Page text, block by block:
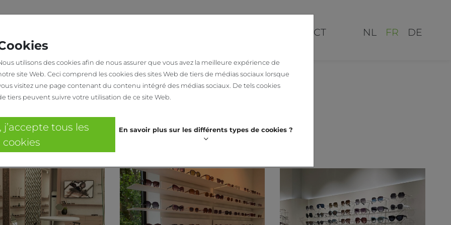
CONTACT NL FR DE
et réalisation :
More
Conception et réalisation:
Jacobs Interieur
utilisons des cookies afin de nous assurer que vous avez la meilleure expérience de
site Web. Ceci comprend les cookies des sites Web de tiers de médias sociaux lorsque
visitez une page contenant du contenu intégré des médias sociaux. De tels cookies
tiers peuvent suivre votre utilisation de ce site Web.
j’accepte tous les
cookies
En savoir plus sur les différents types de cookies ?